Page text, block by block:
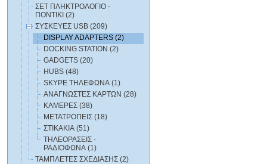
ΣΕΤ ΠΛΗΚΤΡΟΛΟΓΙΟ -
ΠΟΝΤΙΚΙ (2)
ΣΥΣΚΕΥΕΣ USB (209)
DISPLAY ADAPTERS (2)
DOCKING STATION (2)
GADGETS (20)
HUBS (48)
SKYPE ΤΗΛΕΦΩΝΑ (1)
ΑΝΑΓΝΩΣΤΕΣ ΚΑΡΤΩΝ (28)
ΚΑΜΕΡΕΣ (38)
ΜΕΤΑΤΡΟΠΕΙΣ (18)
ΣΤΙΚΑΚΙΑ (51)
ΤΗΛΕΟΡΑΣΕΙΣ -
ΡΑΔΙΟΦΩΝΑ (1)
ΤΑΜΠΛΕΤΕΣ ΣΧΕΔΙΑΣΗΣ (2)